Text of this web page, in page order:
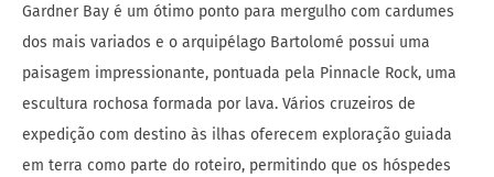
Gardner Bay é um ótimo ponto para mergulho com cardumes
dos mais variados e o arquipélago Bartolomé possui uma
paisagem impressionante, pontuada pela Pinnacle Rock, uma
escultura rochosa formada por lava. Vários cruzeiros de
expedição com destino às ilhas oferecem exploração guiada
em terra como parte do roteiro, permitindo que os hóspedes